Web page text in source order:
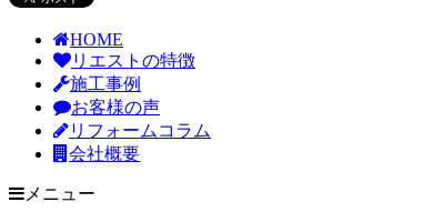
HOME
リエストの特徴
施工事例
お客様の声
リフォームコラム
会社概要
メニュー